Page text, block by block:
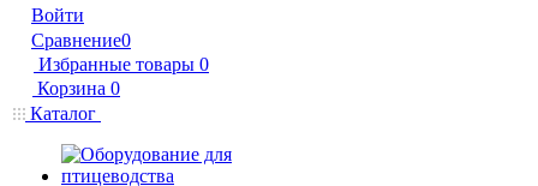
Войти
Сравнение0
Избранные товары 0
Корзина 0
Каталог